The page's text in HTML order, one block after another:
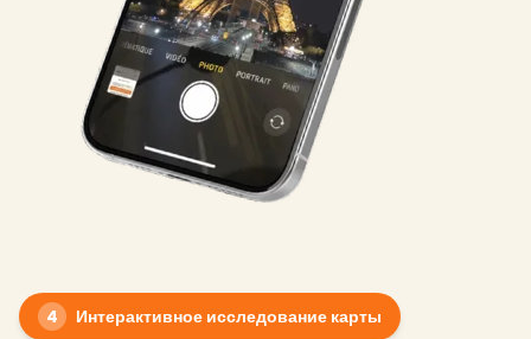
4 Интерактивное исследование карты